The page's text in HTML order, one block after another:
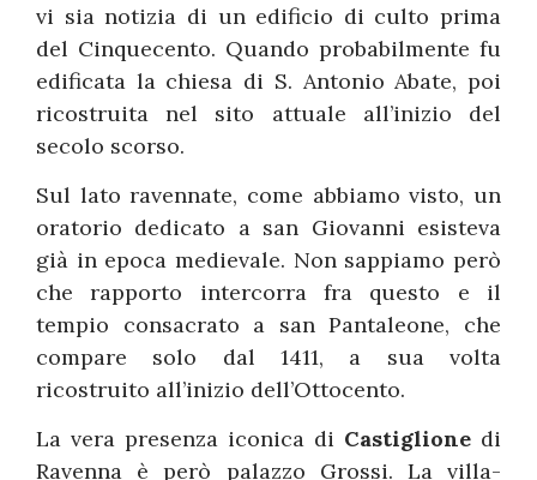
vi sia notizia di un edificio di culto prima
del Cinquecento. Quando probabilmente fu
edificata la chiesa di S. Antonio Abate, poi
ricostruita nel sito attuale all’inizio del
secolo scorso.
Sul lato ravennate, come abbiamo visto, un
oratorio dedicato a san Giovanni esisteva
già in epoca medievale. Non sappiamo però
che rapporto intercorra fra questo e il
tempio consacrato a san Pantaleone, che
compare solo dal 1411, a sua volta
ricostruito all’inizio dell’Ottocento.
La vera presenza iconica di Castiglione di
Ravenna è però palazzo Grossi. La villa-